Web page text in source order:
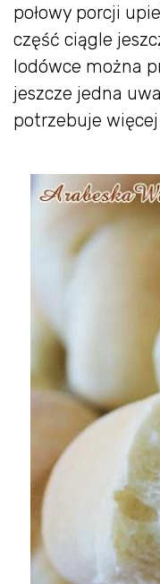
połowy porcji
część ciągle
lodówce można
jeszcze jedna
potrzebuje